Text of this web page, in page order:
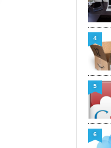
4
5
6